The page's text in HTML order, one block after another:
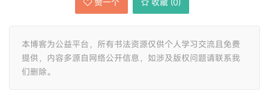
本博客为公益平台，所有书法资源仅供个人学习交流且免费
提供，内容多源自网络公开信息，如涉及版权问题请联系我
们删除。